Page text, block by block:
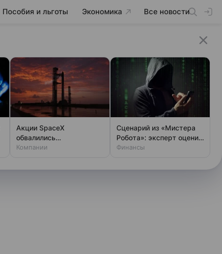
Пособия и льготы Экономика Все новости
Акции SpaceX
обвалились
одновременно с аварией
Компании
Сценарий из «Мистера
Робота»: эксперт оценил
шансы хакеров
Финансы